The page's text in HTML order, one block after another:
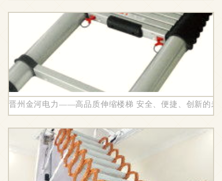
晋州金河电力——高品质伸缩楼梯 安全、便捷、创新的未